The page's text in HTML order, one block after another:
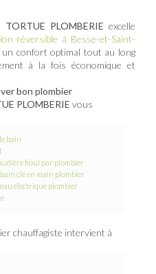
TORTUE PLOMBERIE excelle
réversible à Besse-et-Saint-
confort optimal tout au long
à la fois économique et
bon plombier
PLOMBERIE vous
bain
fioul par plombier
clé en main plombier
électrique plombier
chauffagiste intervient à